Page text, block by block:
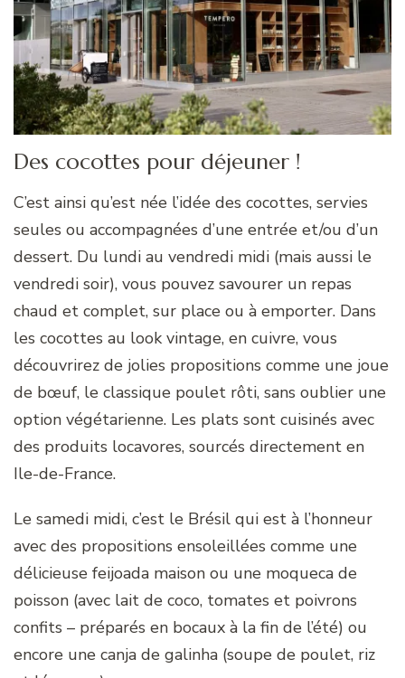
Des cocottes pour déjeuner !
C’est ainsi qu’est née l’idée des cocottes, servies
seules ou accompagnées d’une entrée et/ou d’un
dessert. Du lundi au vendredi midi (mais aussi le
vendredi soir), vous pouvez savourer un repas
chaud et complet, sur place ou à emporter. Dans
les cocottes au look vintage, en cuivre, vous
découvrirez de jolies propositions comme une joue
de bœuf, le classique poulet rôti, sans oublier une
option végétarienne. Les plats sont cuisinés avec
des produits locavores, sourcés directement en
Ile-de-France.
Le samedi midi, c’est le Brésil qui est à l’honneur
avec des propositions ensoleillées comme une
délicieuse feijoada maison ou une moqueca de
poisson (avec lait de coco, tomates et poivrons
confits – préparés en bocaux à la fin de l’été) ou
encore une canja de galinha (soupe de poulet, riz